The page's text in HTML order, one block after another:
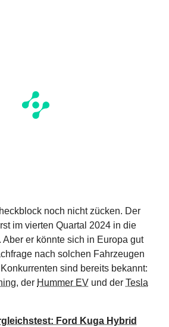
noch nicht zücken. Der
im vierten Quartal 2024 in die
er könnte sich in Europa gut
nach solchen Fahrzeugen
sind bereits bekannt:
, der Hummer EV und der Tesla
Ford Kuga Hybrid